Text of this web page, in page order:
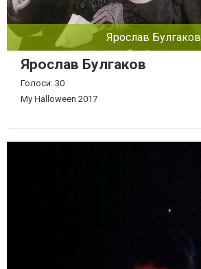
Ярослав Булгаков
Ярослав Булгаков
Голоси: 30
My Halloween 2017